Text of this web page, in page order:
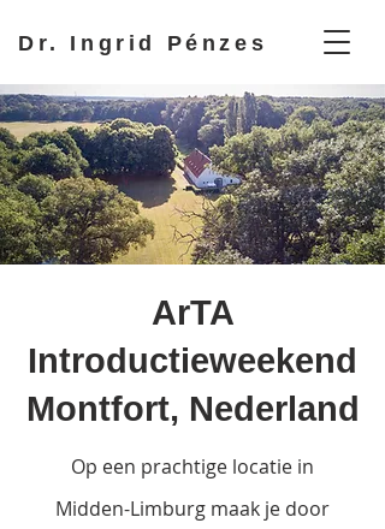
Dr. Ingrid Pénzes
ArTA
Introductieweekend
Montfort, Nederland
Op een prachtige locatie in
Midden-Limburg maak je door